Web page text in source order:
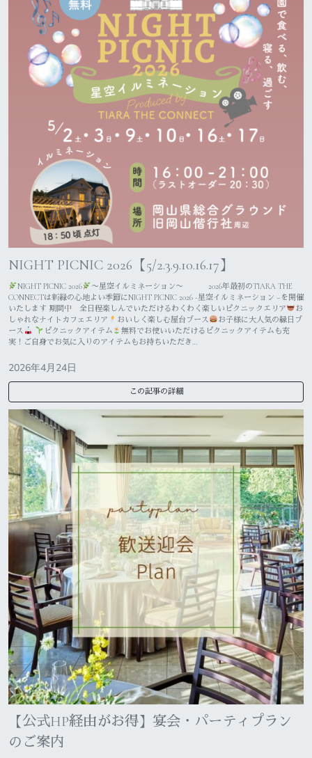
NIGHT PICNIC 2026【5/2.3.9.10.16.17】
NIGHT PICNIC 2026
〜星空イルミネーション〜 2026年最初のTIARA THE
CONNECTは新緑の心地よい季節にNIGHT PICNIC 2026 -星空イルミネーション –を開催
いたします 期間中 全日程楽しんでいただけるわくわく楽しいピクニックエリア
お
しゃれなナイトカフェエリア
おいしく楽しむ屋台ブース
お子様に大人気の縁日ブ
ース
ピクニックアイテム
無料でお使いいただけるピクニックアイテムも充
実！ご自身でお気に入りのアイテムもお持ちいただき…
2026年4月24日
この記事の詳細
【公式HP経由がお得】宴会・パーティプラン
のご案内